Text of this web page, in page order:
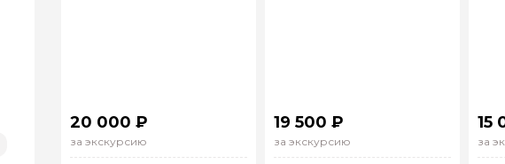
20 000 ₽
за экскурсию
19 500 ₽
за экскурсию
15
за